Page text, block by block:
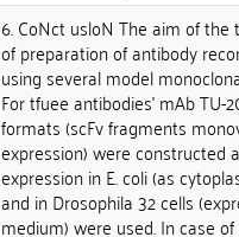
6. CoNct usloN The aim of
of preparation of antibody
using several model
For tfuee antibodies' mAb TU-
formats (scFv fragments
expression) were constructed
expression in E. coli (as
and in Drosophila 32 cells
medium) were used. In case